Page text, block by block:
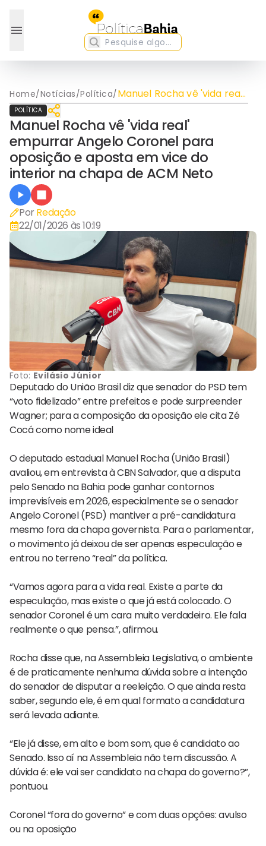
Home/Notícias/Política/Manuel Rocha vê 'vida real'
empurrar Angelo Coronel
para oposição e aposta
em vice do interior na
chapa de ACM Neto
POLÍTICA
Manuel Rocha vê 'vida real'
empurrar Angelo Coronel para
oposição e aposta em vice do
interior na chapa de ACM Neto
Por Redação
22/01/2026 às 10:19
Foto: Evilásio Júnior
Deputado do União Brasil diz que senador do PSD tem
“voto fidelizado” entre prefeitos e pode surpreender
Wagner; para a composição da oposição ele cita Zé
Cocá como nome ideal
O deputado estadual Manuel Rocha (União Brasil)
avaliou, em entrevista à CBN Salvador, que a disputa
pelo Senado na Bahia pode ganhar contornos
imprevisíveis em 2026, especialmente se o senador
Angelo Coronel (PSD) mantiver a pré-candidatura
mesmo fora da chapa governista. Para o parlamentar,
o movimento já deixou de ser apenas especulação e
entrou no terreno “real” da política.
“Vamos agora para a vida real. Existe a parte da
especulação, mas existe o que já está colocado. O
senador Coronel é um cara muito verdadeiro. Ele fala
realmente o que pensa.”, afirmou.
Rocha disse que, na Assembleia Legislativa, o ambiente
é de praticamente nenhuma dúvida sobre a intenção
do senador de disputar a reeleição. O que ainda resta
saber, segundo ele, é em qual formato a candidatura
será levada adiante.
“Ele já disse, em alto e bom som, que é candidato ao
Senado. Isso aí na Assembleia não tem discussão. A
dúvida é: ele vai ser candidato na chapa do governo?”,
pontuou.
Coronel “fora do governo” e com duas opções: avulso
ou na oposição